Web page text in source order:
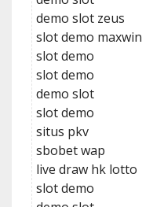
demo slot zeus
slot demo maxwin
slot demo
slot demo
demo slot
slot demo
situs pkv
sbobet wap
live draw hk lotto
slot demo